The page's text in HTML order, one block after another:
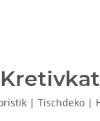
| Tischdeko |